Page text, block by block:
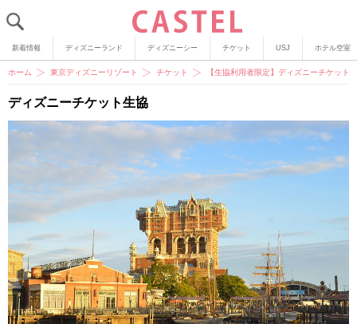
新着情報 ディズニーランド ディズニーシー チケット USJ ホテル空室
ホーム 東京ディズニーリゾート チケット 【生協利用者限定】ディズニーチケット
ディズニーチケット生協